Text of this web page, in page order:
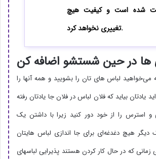
شده است و کیفیت هیچ
تغییری نخواهد کرد.
می‌خواهید لباس های تان را بشویید و همه آنها را
یادتان بیاید که فلان لباس در فلان جا یادتان رفته
و استرس را از خود دور کنید زیرا با داشتن یک
هیچ دغدغه‌ای برای جا اندازی لباس هایتان
که در حال کار کردن هستند پذیرایی لباسهای